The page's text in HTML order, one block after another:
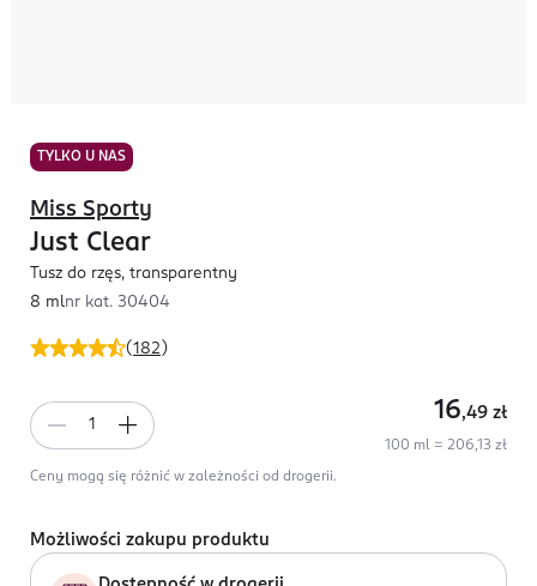
TYLKO U NAS
(182 )
Miss Sporty
Just Clear
Tusz do rzęs, transparentny
8 mlnr kat. 30404
16,49 zł
100 ml = 206,13 zł
Ceny mogą się różnić w zależności od drogerii.
Możliwości zakupu produktu